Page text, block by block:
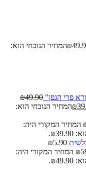
₪המחיר הנוכחי הוא:
פרי הגפן" ₪49.90
₪המחיר הנוכחי הוא:
המחיר המקורי היה:
₪5.90
₪ המחיר המקורי היה: